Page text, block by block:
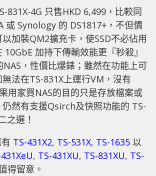
831X-4G 只售HKD 6,499，比較同
或 Synology 的 DS1817+，不但價
加裝QM2擴充卡，使SSD不必佔用
加持下傳輸效能更『秒殺』
，性價比爆錶；雖然在功能上可
法在TS-831X上運行VM，沒有
用家買NAS的目的只是存放檔案或
然有支援Qsirch及快照功能的 TS-
之選！
TS-431X2, TS-531X, TS-1635 以
, TS-431XU, TS-831XU, TS-
得留意。